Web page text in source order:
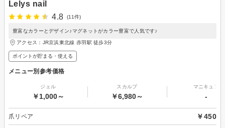
Lelys nail
4.8
(11件)
豊富なカラーとデザイン♪マグネットがカラー豊富で人気です♪
アクセス：JR京浜東北線 赤羽駅 徒歩3分
ポイントが貯まる・使える
メニュー別参考価格
ジェル
￥1,000～
スカルプ
￥6,980～
マニキュア
-
爪リペア ￥450